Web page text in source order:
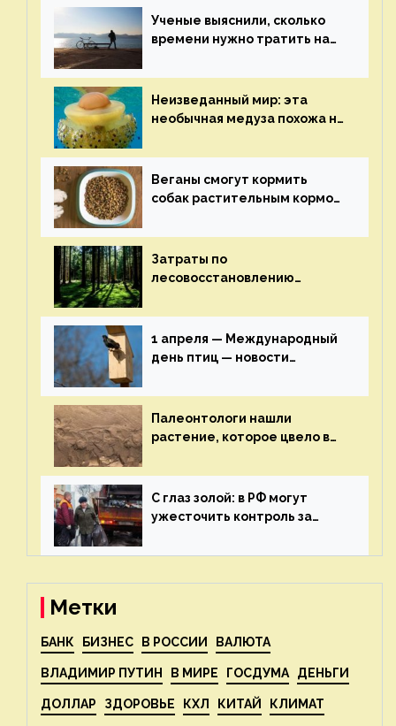
Ученые выяснили, сколько
времени нужно тратить на
здоровья — новости экологии
на ECOportal
Неизведанный мир: эта
необычная медуза похожа на
экологии на ECOportal
Веганы смогут кормить
собак растительным кормом
здоровье — новости
экологии на ECOportal
Затраты по
лесовосстановлению
строительства — новости
экологии на ECOportal
1 апреля — Международный
день птиц — новости
Палеонтологи нашли
растение, которое цвело в
экологии на ECOportal
С глаз золой: в РФ могут
ужесточить контроль за
— новости экологии на
Метки
БАНК БИЗНЕС В РОССИИ ВАЛЮТА
ВЛАДИМИР ПУТИН В МИРЕ ГОСДУМА ДЕНЬГИ
ДОЛЛАР ЗДОРОВЬЕ КХЛ КИТАЙ КЛИМАТ